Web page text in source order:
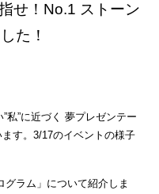
せ！No.1 ストーン
た！
私”に近づく 夢プレゼンテー
す。3/17のイベントの様子
ラム」について紹介しま